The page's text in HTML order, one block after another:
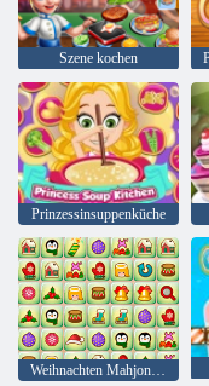
Szene kochen
Prinzessinsuppenküche